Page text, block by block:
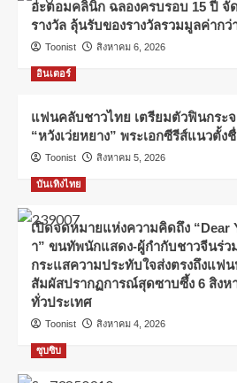
อะตอมคลินิก ฉลองครบรอบ 15 ปี จั
รางวัล ลุ้นรับของรางวัลรวมมูลค่าก
Toonist สิงหาคม 6, 2026
อินเตอร์
แฟนคลับชาวไทย เตรียมตัวฟินกระ
“หวังเว่ยหยาง” พระเอกซีรีส์แนวตั้ง
Toonist สิงหาคม 5, 2026
บันเทิงไทย
เปิดจดหมายแห่งความคิดถึง “Dear
า” ขนทัพนักแสดง-ผู้กำกับชาวจีนร่ว
กระแสความประทับใจส่งตรงถึงแฟ
สัมผัสปรากฏการณ์สุดซาบซึ้ง 6 สิงห
ทั่วประเทศ
Toonist สิงหาคม 4, 2026
ซุบซิบ